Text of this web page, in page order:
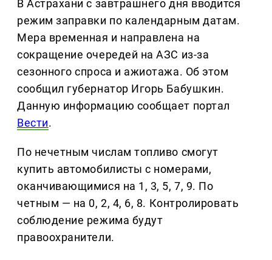
В Астрахани с завтрашнего дня вводится
режим заправки по календарным датам.
Мера временная и направлена на
сокращение очередей на АЗС из-за
сезонного спроса и ажиотажа. Об этом
сообщил губернатор Игорь Бабушкин.
Данную информацию сообщает портал
Вести.
По нечетным числам топливо смогут
купить автомобилисты с номерами,
оканчивающимися на 1, 3, 5, 7, 9. По
четным — на 0, 2, 4, 6, 8. Контролировать
соблюдение режима будут
правоохранители.